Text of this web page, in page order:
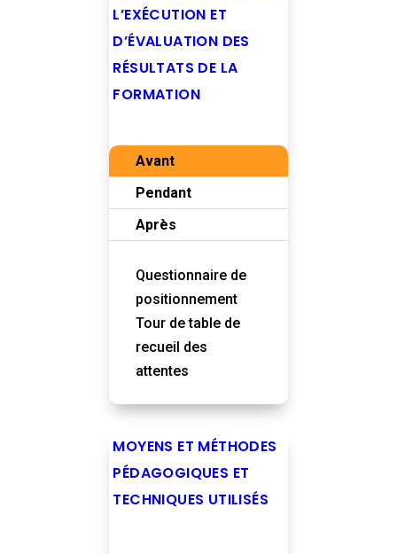
L’EXÉCUTION ET
D’ÉVALUATION DES
RÉSULTATS DE LA
FORMATION
Avant
Pendant
Après
Questionnaire de
positionnement
Tour de table de
recueil des
attentes
MOYENS ET MÉTHODES
PÉDAGOGIQUES ET
TECHNIQUES UTILISÉS